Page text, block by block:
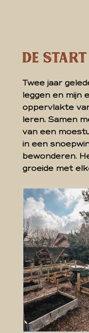
De
Twee jaar
leggen en mijn
oppervlakte
leren. Samen
van een
in een
bewonderen.
groeide met